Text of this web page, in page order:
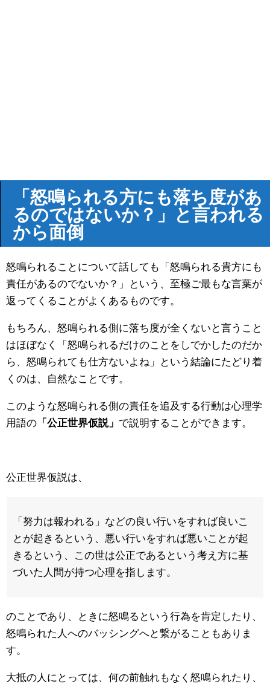
「怒鳴られる方にも落ち度があ
るのではないか？」と言われる
から面倒
怒鳴られることについて話しても「怒鳴られる貴方にも
責任があるのでないか？」という、至極ご最もな言葉が
返ってくることがよくあるものです。
もちろん、怒鳴られる側に落ち度が全くないと言うこと
はほぼなく「怒鳴られるだけのことをしでかしたのだか
ら、怒鳴られても仕方ないよね」という結論にたどり着
くのは、自然なことです。
このような怒鳴られる側の責任を追及する行動は心理学
用語の 「公正世界仮説」 で説明することができます。
公正世界仮説は、
「努力は報われる」などの良い行いをすれば良いこ
とが起きるという、悪い行いをすれば悪いことが起
きるという、この世は公正であるという考え方に基
づいた人間が持つ心理を指します。
のことであり、ときに怒鳴るという行為を肯定したり、
怒鳴られた人へのバッシングへと繋がることもありま
す。
大抵の人にとっては、何の前触れもなく怒鳴られたり、